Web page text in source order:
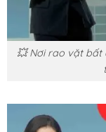
💥 Nơi rao vặt bất